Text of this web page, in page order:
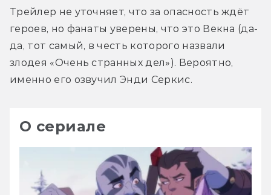
Трейлер не уточняет, что за опасность ждёт
героев, но фанаты уверены, что это Векна (да-
да, тот самый, в честь которого назвали
злодея «Очень странных дел»). Вероятно,
именно его озвучил Энди Серкис.
О сериале